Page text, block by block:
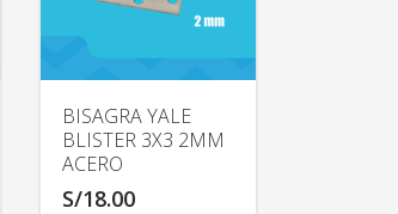
BISAGRA YALE
BLISTER 3X3 2MM
ACERO
S/18.00